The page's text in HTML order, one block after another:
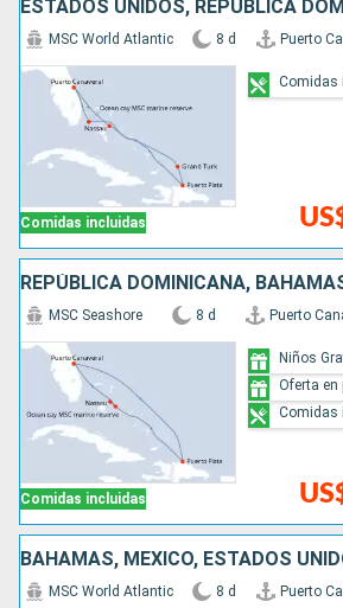
Comidas incluidas
MSC World Atlantic 8 d Puerto
Comidas
Comidas incluidas
MSC Seashore 8 d Puerto
Niños
Oferta en
Comidas
BAHAMAS, MÉXICO, ESTADOS
MSC World Atlantic 8 d Puerto